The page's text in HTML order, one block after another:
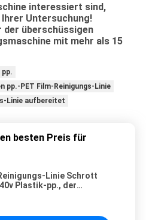
interessiert sind,
Untersuchung!
überschüssigen
mit mehr als 15
pp.
pp.-PET Film-Reinigungs-Linie
Linie aufbereitet
besten Preis für
Linie Schrott
Plastik-pp., der